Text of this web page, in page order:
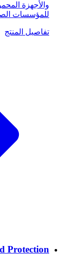
والأجهزة
للمؤسسات
تفاصيل المنتج
Protection